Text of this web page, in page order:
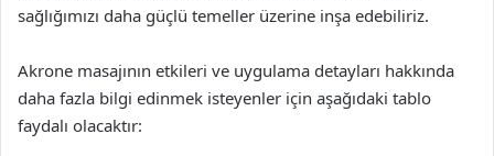
sağlığımızı daha güçlü temeller üzerine inşa edebiliriz.
Akrone masajının etkileri ve uygulama detayları hakkında
daha fazla bilgi edinmek isteyenler için aşağıdaki tablo
faydalı olacaktır: